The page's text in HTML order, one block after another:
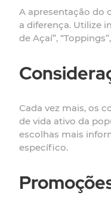
A apresentação do
a diferença. Utilize
de Açaí”,
Cada vez mais, os
de vida ativo da
escolhas mais
específico.